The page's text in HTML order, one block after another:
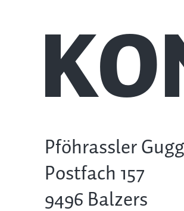
Pföhrassler
Postfach 157
9496 Balzers